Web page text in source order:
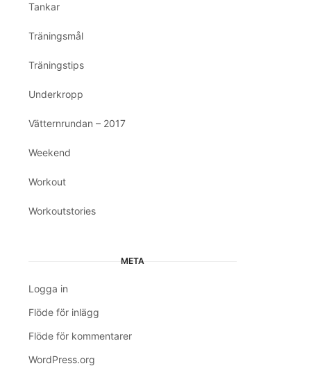
Tankar
Träningsmål
Träningstips
Underkropp
Vätternrundan – 2017
Weekend
Workout
Workoutstories
META
Logga in
Flöde för inlägg
Flöde för kommentarer
WordPress.org